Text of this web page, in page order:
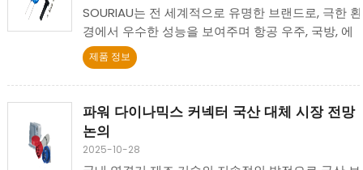
SOURIAU는 전 세계적으로 유명한 브랜드로, 극한 환
경에서 우수한 성능을 보여주며 항공 우주, 국방, 에
너지, 중공업 등 다양한 고급 분야에 널리 사용되고
있습니다.
제품 정보
파워 다이나믹스 커넥터 국산 대체 시장 전망
논의
2025-10-28